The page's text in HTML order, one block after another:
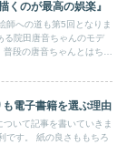
くのが最高の娯楽』
師への道も第5回となりま
る院田唐音ちゃんのモデ
段の唐音ちゃんとはちょ
電子書籍を選ぶ理由
いて記事を書いていきま
です。 紙の良さももちろ